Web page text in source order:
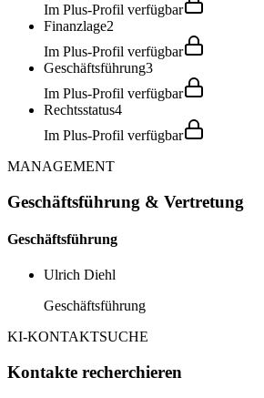
Im Plus-Profil verfügbar
Finanzlage2
Im Plus-Profil verfügbar
Geschäftsführung3
Im Plus-Profil verfügbar
Rechtsstatus4
Im Plus-Profil verfügbar
MANAGEMENT
Geschäftsführung & Vertretung
Geschäftsführung
Ulrich Diehl
Geschäftsführung
KI-KONTAKTSUCHE
Kontakte recherchieren